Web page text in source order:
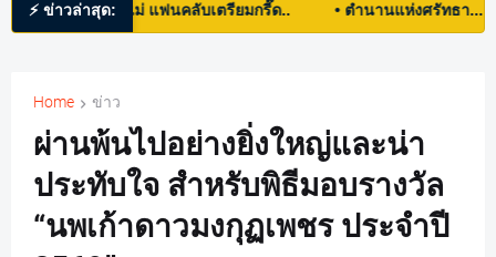
⚡ ข่าวล่าสุด:
รับวันแม่ แฟนคลับเตรียมกรี๊ด.. • ตำนานแห่งศรัทธา... จากรอยทา
Home ข่าว
ผ่านพ้นไปอย่างยิ่งใหญ่และน่า
ประทับใจ สำหรับพิธีมอบรางวัล
“นพเก้าดาวมงกุฏเพชร ประจำปี